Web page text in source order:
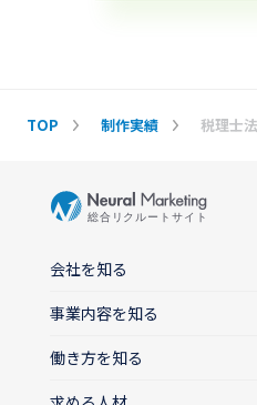
TOP 制作実績 税理士
会社を知る
事業内容を知る
働き方を知る